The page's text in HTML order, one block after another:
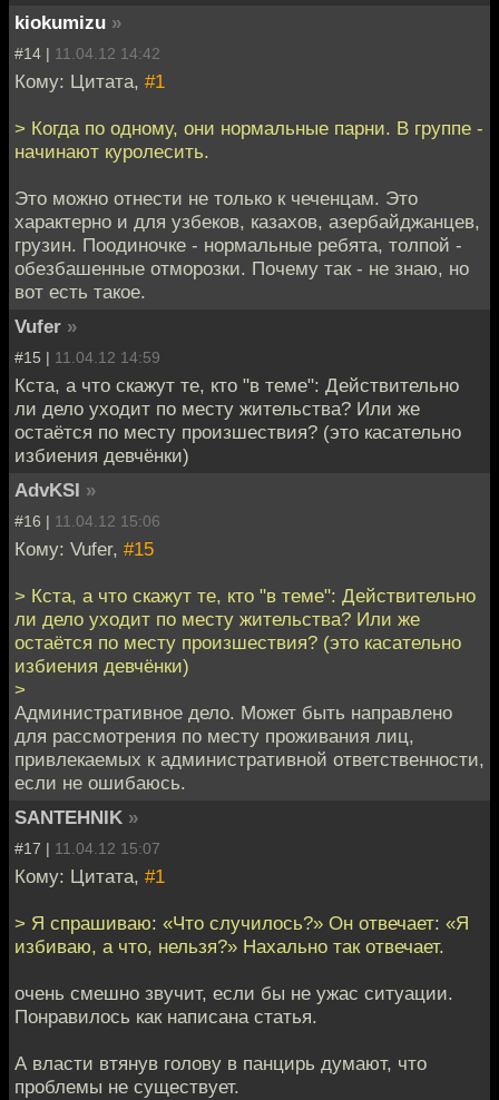
kiokumizu »
#14 | 11.04.12 14:42
Кому: Цитата, #1
> Когда по одному, они нормальные парни. В группе -
начинают куролесить.
Это можно отнести не только к чеченцам. Это
характерно и для узбеков, казахов, азербайджанцев,
грузин. Поодиночке - нормальные ребята, толпой -
обезбашенные отморозки. Почему так - не знаю, но
вот есть такое.
Vufer »
#15 | 11.04.12 14:59
Кста, а что скажут те, кто "в теме": Действительно
ли дело уходит по месту жительства? Или же
остаётся по месту произшествия? (это касательно
избиения девчёнки)
AdvKSI »
#16 | 11.04.12 15:06
Кому: Vufer, #15
> Кста, а что скажут те, кто "в теме": Действительно
ли дело уходит по месту жительства? Или же
остаётся по месту произшествия? (это касательно
избиения девчёнки)
>
Административное дело. Может быть направлено
для рассмотрения по месту проживания лиц,
привлекаемых к административной ответственности,
если не ошибаюсь.
SANTEHNIK »
#17 | 11.04.12 15:07
Кому: Цитата, #1
> Я спрашиваю: «Что случилось?» Он отвечает: «Я
избиваю, а что, нельзя?» Нахально так отвечает.
очень смешно звучит, если бы не ужас ситуации.
Понравилось как написана статья.
А власти втянув голову в панцирь думают, что
проблемы не существует.